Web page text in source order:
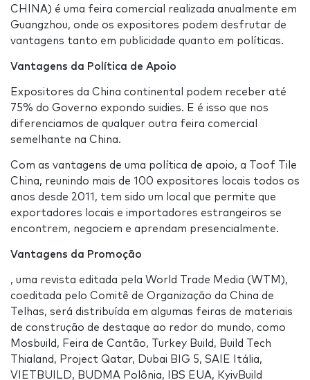
CHINA) é uma feira comercial realizada anualmente em
Guangzhou, onde os expositores podem desfrutar de
vantagens tanto em publicidade quanto em políticas.
Vantagens da Política de Apoio
Expositores da China continental podem receber até
75% do Governo expondo suidies. E é isso que nos
diferenciamos de qualquer outra feira comercial
semelhante na China.
Com as vantagens de uma política de apoio, a Toof Tile
China, reunindo mais de 100 expositores locais todos os
anos desde 2011, tem sido um local que permite que
exportadores locais e importadores estrangeiros se
encontrem, negociem e aprendam presencialmente.
Vantagens da Promoção
, uma revista editada pela World Trade Media (WTM),
coeditada pelo Comitê de Organização da China de
Telhas, será distribuída em algumas feiras de materiais
de construção de destaque ao redor do mundo, como
Mosbuild, Feira de Cantão, Turkey Build, Build Tech
Thialand, Project Qatar, Dubai BIG 5, SAIE Itália,
VIETBUILD, BUDMA Polônia, IBS EUA, KyivBuild